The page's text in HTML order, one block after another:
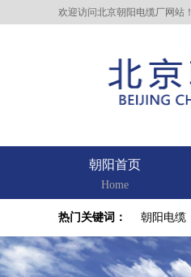
欢迎访问北京朝阳电缆厂网站！
朝阳首页
Home
热门关键词： 朝阳电缆